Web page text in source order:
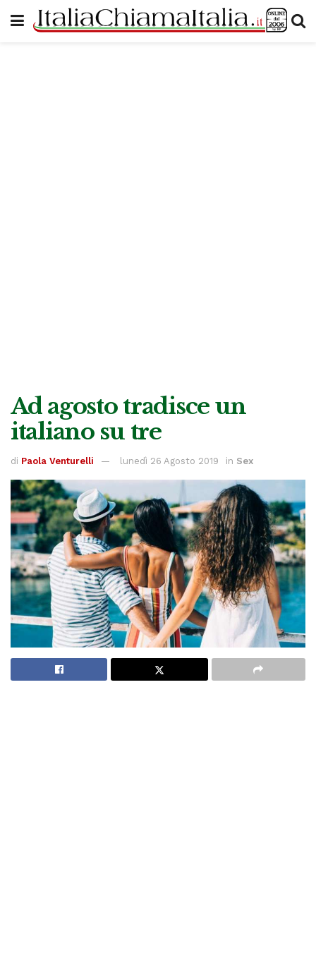
Ad agosto tradisce un
italiano su tre
di Paola Venturelli lunedì 26 Agosto 2019 in Sex